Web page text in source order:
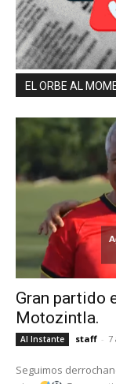
EL ORBE AL
Gran partido
Motozintla.
Al Instante staff - 7
Seguimos